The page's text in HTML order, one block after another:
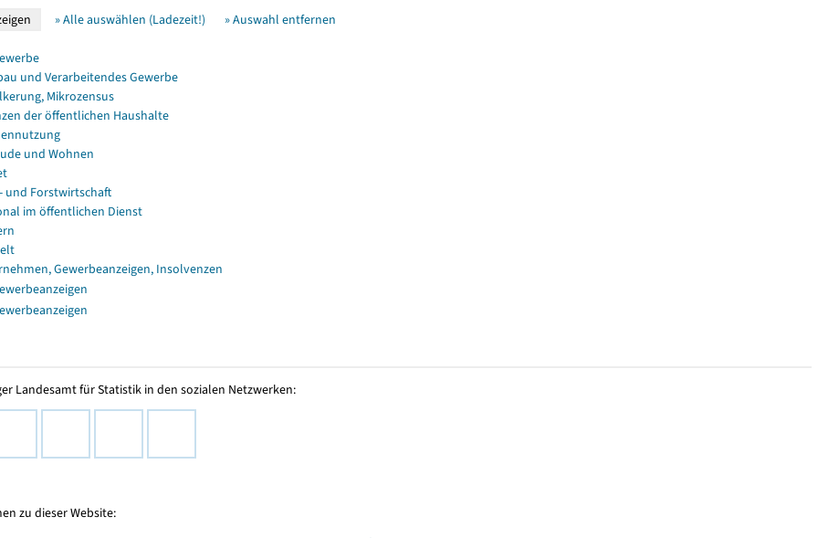
» Alle auswählen (Ladezeit!) » Auswahl entfernen
und Verarbeitendes Gewerbe
Mikrozensus
der öffentlichen Haushalte
und Wohnen
und Forstwirtschaft
im öffentlichen Dienst
Gewerbeanzeigen, Insolvenzen
Landesamt für Statistik in den sozialen Netzwerken:
zu dieser Website: